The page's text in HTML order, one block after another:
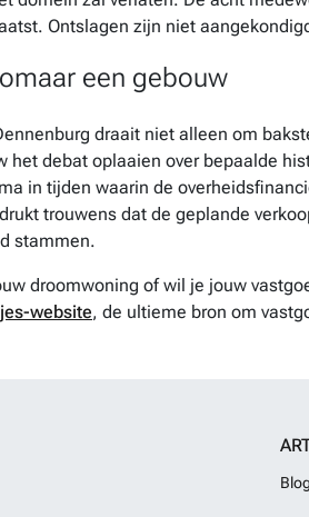
Ontslagen zijn niet
een gebouw
draait niet alleen om
het debat oplaaien over bepaalde
in tijden waarin de
trouwens dat de geplande
stammen.
droomwoning of wil je jouw
website, de ultieme bron om
Blog